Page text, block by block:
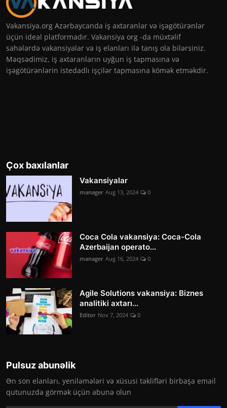
Vakansiya.org Azərbaycanda iş axtaranlar və işəgötürənlər
üçün ideal platformadır. Vakansiya org -da müxtəlif
sahələrdə vakansiyalar və iş elanları ilə tanış ola bilərsiniz.
Məqsədimiz, iş axtaranların uyğun iş tapmasına və
işəgötürənlərin istedadlı işçilər tapmasına kömək etməkdir.
Çox baxılanlar
Vakansiyalar
manager Aug 13, 2024 0
Coca Cola vakansiya: Coca-Cola
Azerbaijan operato...
manager Aug 16, 2024 0
Agile Solutions vakansiya: Biznes
analitiki axtarı...
Editor Nov 7, 2024 0
Pulsuz abunəlik
Ən son elanları, yeniləmələri və xüsusi təklifləri birbaşa email
qutunuzda görmək üçün abunə olun